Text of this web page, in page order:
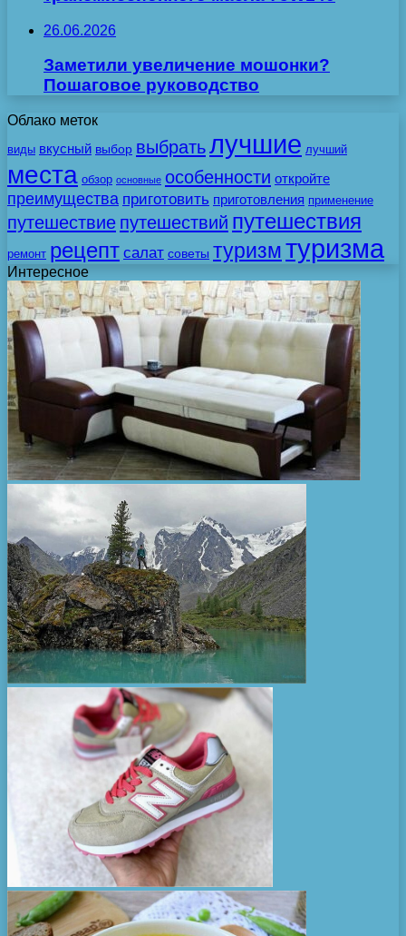
26.06.2026
Заметили увеличение мошонки?
Пошаговое руководство
Облако меток
виды вкусный выбор выбратьлучшие лучший
места обзор основные особенности откройте
преимущества приготовить приготовления применение
путешествие путешествий путешествия
ремонт рецепт салат советы туризмтуризма
Интересное